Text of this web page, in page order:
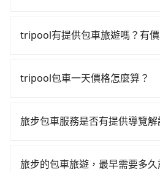
況，打開車門才發現仍有上一組
用戶卻遲遲尚未歸還，又或者要
使用時還是有其區域的限制，實
約有27%會採現場議價，建議最
叫兩輛計程車的費用就貴了，改
而司機與車輛的詳細資料，將
越低價，如臨時需要，前一天傍
繫好安全帶，如四歲以下或身高
選租用適合1~4歲的兒童汽車座
攜帶汽車座椅，不僅家中小寶貝
tripool有提供包車旅遊嗎？有
日飯店的包車旅遊，從單純的單
隱藏費用，網站試算即真實價格
對最划算。網站上可直接挑選小
tripool包車一天價格怎麼算？
需行程的公里數及車型而有所不
旅步包車服務是否有提供導覽解
需要導覽服務，可事先透過電子
旅步的包車旅遊，最早需要多久